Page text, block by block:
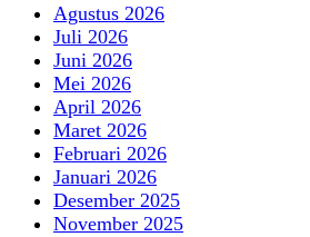
Agustus 2026
Juli 2026
Juni 2026
Mei 2026
April 2026
Maret 2026
Februari 2026
Januari 2026
Desember 2025
November 2025